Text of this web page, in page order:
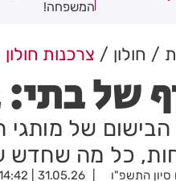
חולון צרכנות חולון
של
של מותגי
כל מה שחדש
סיון התשפ"ו 31.05.26 | 14:42